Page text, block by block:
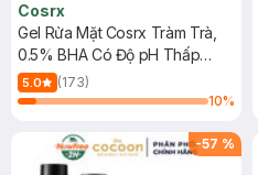
Cosrx
Gel Rửa Mặt Cosrx Tràm Trà,
0.5% BHA Có Độ pH Thấp
150ml
5.0
(173)
10%
-57 %